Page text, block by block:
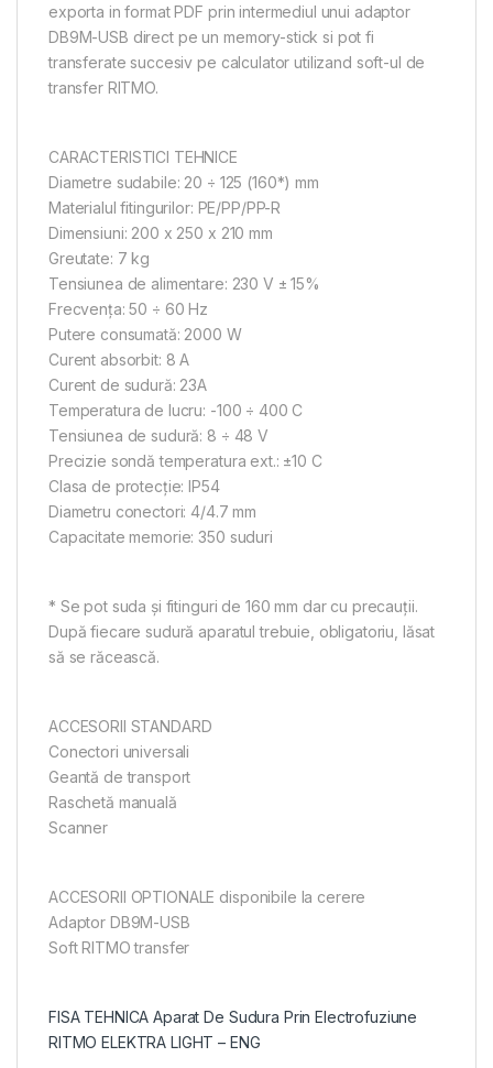
exporta in format PDF prin intermediul unui adaptor
DB9M-USB direct pe un memory-stick si pot fi
transferate succesiv pe calculator utilizand soft-ul de
transfer RITMO.
CARACTERISTICI TEHNICE
Diametre sudabile: 20 ÷ 125 (160*) mm
Materialul fitingurilor: PE/PP/PP-R
Dimensiuni: 200 x 250 x 210 mm
Greutate: 7 kg
Tensiunea de alimentare: 230 V ± 15%
Frecvenţa: 50 ÷ 60 Hz
Putere consumată: 2000 W
Curent absorbit: 8 A
Curent de sudură: 23A
Temperatura de lucru: -100 ÷ 400 C
Tensiunea de sudură: 8 ÷ 48 V
Precizie sondă temperatura ext.: ±10 C
Clasa de protecţie: IP54
Diametru conectori: 4/4.7 mm
Capacitate memorie: 350 suduri
* Se pot suda şi fitinguri de 160 mm dar cu precauţii.
După fiecare sudură aparatul trebuie, obligatoriu, lăsat
să se răcească.
ACCESORII STANDARD
Conectori universali
Geantă de transport
Raschetă manuală
Scanner
ACCESORII OPTIONALE disponibile la cerere
Adaptor DB9M-USB
Soft RITMO transfer
FISA TEHNICA Aparat De Sudura Prin Electrofuziune
RITMO ELEKTRA LIGHT – ENG